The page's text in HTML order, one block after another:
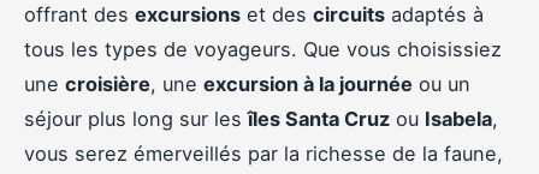
offrant des excursions et des circuits adaptés à
tous les types de voyageurs. Que vous choisissiez
une croisière, une excursion à la journée ou un
séjour plus long sur lesîles Santa Cruz ou Isabela,
vous serez émerveillés par la richesse de la faune,